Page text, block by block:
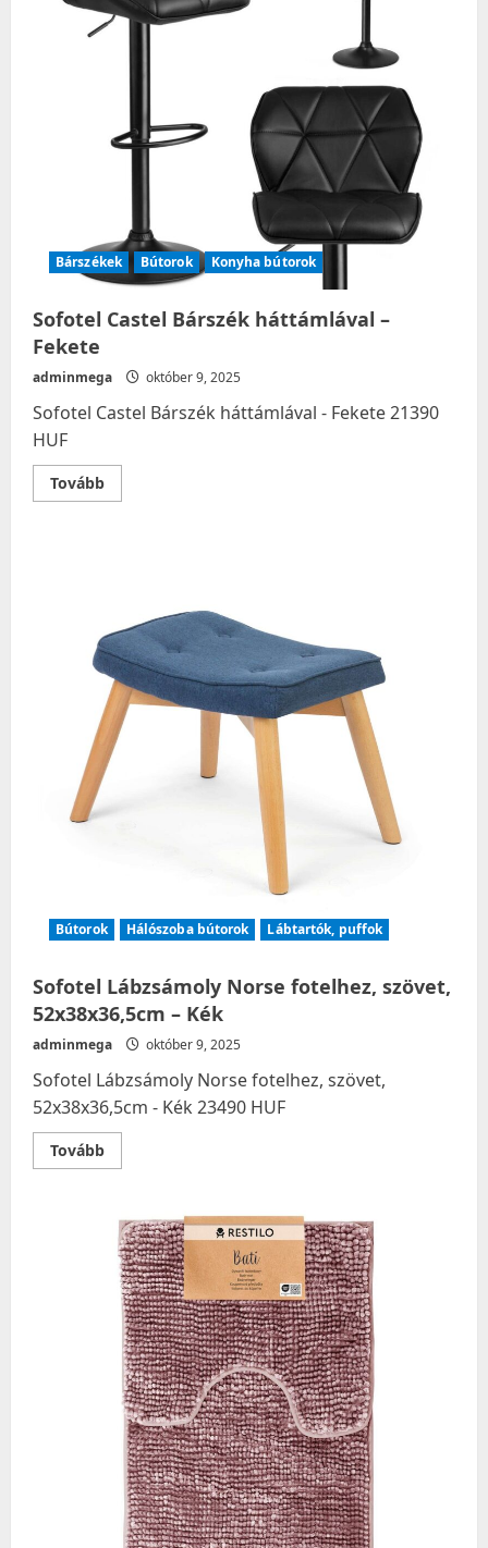
Bárszékek Bútorok Konyha bútorok
Sofotel Castel Bárszék háttámlával –
Fekete
adminmega október 9, 2025
Sofotel Castel Bárszék háttámlával - Fekete 21390
HUF
TovábbRead
more
Bútorok Hálószoba bútorok Lábtartók, puffok
Sofotel Lábzsámoly Norse fotelhez, szövet,
52x38x36,5cm – Kék
adminmega október 9, 2025
Sofotel Lábzsámoly Norse fotelhez, szövet,
52x38x36,5cm - Kék 23490 HUF
TovábbRead
more
Norse
fotelhez,
szövet,
52x38x36,5cm
Kék